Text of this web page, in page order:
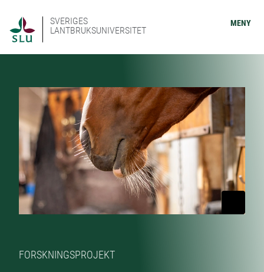
SVERIGES
LANTBRUKSUNIVERSITET
MENY
FORSKNINGSPROJEKT